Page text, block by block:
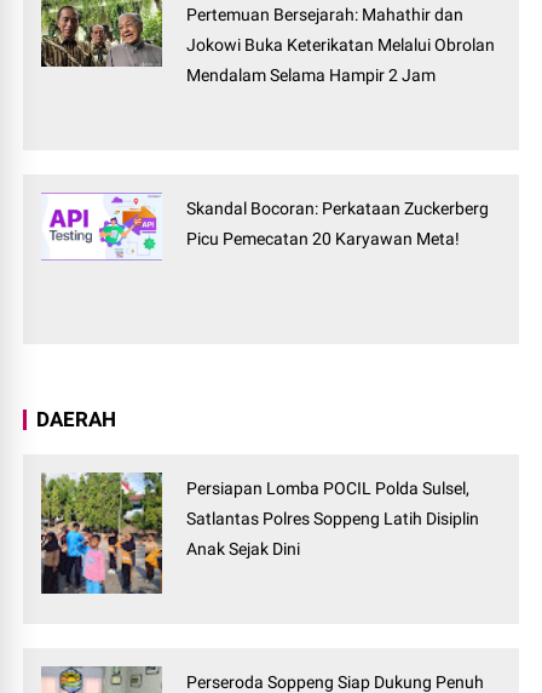
Pertemuan Bersejarah: Mahathir dan
Jokowi Buka Keterikatan Melalui Obrolan
Mendalam Selama Hampir 2 Jam
Skandal Bocoran: Perkataan Zuckerberg
Picu Pemecatan 20 Karyawan Meta!
DAERAH
Persiapan Lomba POCIL Polda Sulsel,
Satlantas Polres Soppeng Latih Disiplin
Anak Sejak Dini
Perseroda Soppeng Siap Dukung Penuh